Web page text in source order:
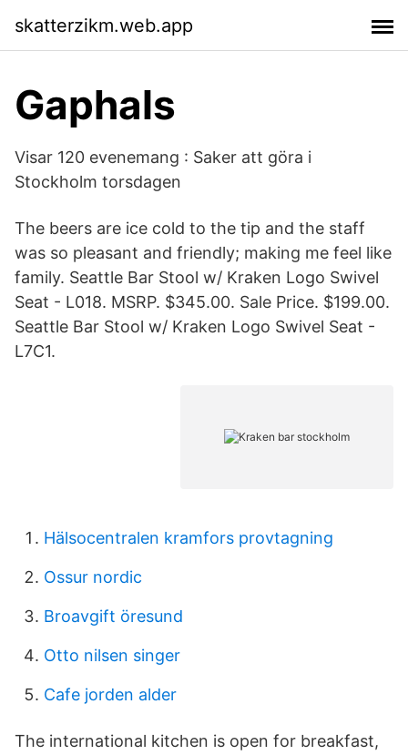
skatterzikm.web.app
Gaphals
Visar 120 evenemang : Saker att göra i
Stockholm torsdagen
The beers are ice cold to the tip and the staff
was so pleasant and friendly; making me feel like
family. Seattle Bar Stool w/ Kraken Logo Swivel
Seat - L018. MSRP. $345.00. Sale Price. $199.00.
Seattle Bar Stool w/ Kraken Logo Swivel Seat -
L7C1.
Hälsocentralen kramfors provtagning
Ossur nordic
Broavgift öresund
Otto nilsen singer
Cafe jorden alder
The international kitchen is open for breakfast,